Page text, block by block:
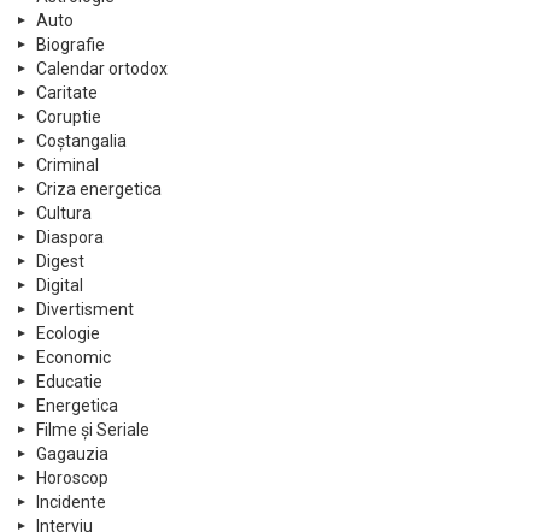
Auto
Biografie
Calendar ortodox
Caritate
Coruptie
Coștangalia
Criminal
Criza energetica
Cultura
Diaspora
Digest
Digital
Divertisment
Ecologie
Economic
Educatie
Energetica
Filme și Seriale
Gagauzia
Horoscop
Incidente
Interviu